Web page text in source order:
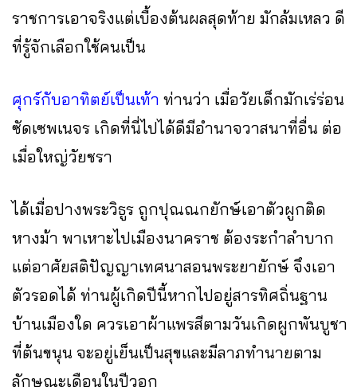
ราชการเอาจริงแต่เบื้องต้นผลสุดท้าย มักล้มเหลว ดี
ที่รู้จักเลือกใช้คนเป็น
ศุกร์กับอาทิตย์เป็นเท้า ท่านว่า เมื่อวัยเด็กมักเร่ร่อน
ซัดเซพเนจร เกิดที่นี่ไปได้ดีมีอำนาจวาสนาที่อื่น ต่อ
เมื่อใหญ่วัยชรา
ได้เมื่อปางพระวิธูร ถูกปุณณกยักษ์เอาตัวผูกติด
หางม้า พาเหาะไปเมืองนาคราช ต้องระกำลำบาก
แต่อาศัยสติปัญญาเทศนาสอนพระยายักษ์ จึงเอา
ตัวรอดได้ ท่านผู้เกิดปีนี้หากไปอยู่สารทิศถิ่นฐาน
บ้านเมืองใด ควรเอาผ้าแพรสีตามวันเกิดผูกพันบูชา
ที่ต้นขนุน จะอยู่เย็นเป็นสุขและมีลาภทำนายตาม
ลักษณะเดือนในปีวอก